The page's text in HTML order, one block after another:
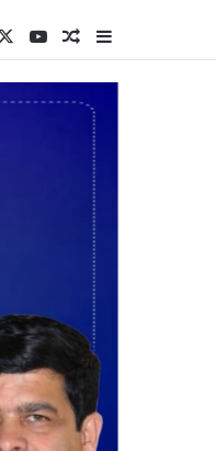
YouTubeRandom Article